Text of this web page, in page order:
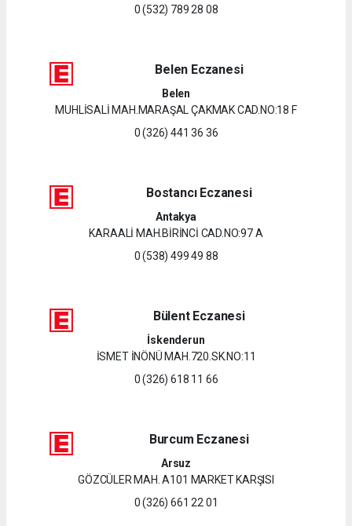
0 (532) 789 28 08
Belen Eczanesi
Belen
MUHLİSALİ MAH.MARAŞAL ÇAKMAK CAD.NO:18 F
0 (326) 441 36 36
Bostancı Eczanesi
Antakya
KARAALİ MAH.BİRİNCİ CAD.NO:97 A
0 (538) 499 49 88
Bülent Eczanesi
İskenderun
İSMET İNÖNÜ MAH.720.SK.NO:11
0 (326) 618 11 66
Burcum Eczanesi
Arsuz
GÖZCÜLER MAH. A101 MARKET KARŞISI
0 (326) 661 22 01